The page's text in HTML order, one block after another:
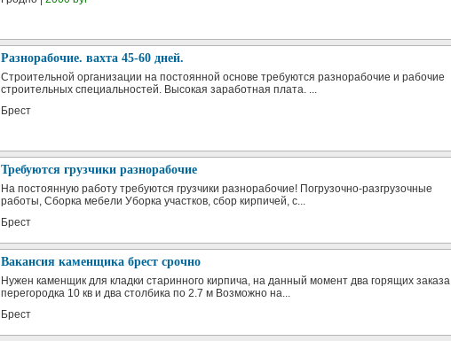
Разнорабочие. вахта 45-60 дней.
Строительной организации на постоянной основе требуются разнорабочие и рабочие
строительных специальностей. Высокая заработная плата. ...
Брест
Требуются грузчики разнорабочие
На постоянную работу требуются грузчики разнорабочие! Погрузочно-разгрузочные
работы, Сборка мебели Уборка участков, сбор кирпичей, с...
Брест
Вакансия каменщика брест срочно
Нужен каменщик для кладки старинного кирпича, на данный момент два горящих заказа
перегородка 10 кв и два столбика по 2.7 м Возможно на...
Брест